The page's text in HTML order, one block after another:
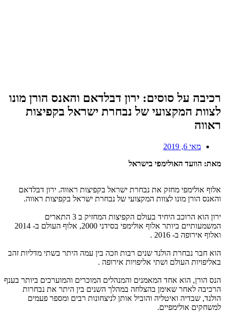
רכיבה על סוסים: ירון דבלדאם והאנס הורן מונו
לצוות המקצועי של נבחרת ישראל בקפיצות
ראווה
מאי 6, 2019
מאת: הוועד האולימפי בישראל
אלוף אולימפי מחזק את נבחרת ישראל בקפיצות ראווה. ירון דבלדאם
והאנס הורן מונו לצוות המקצועי של נבחרת ישראל בקפיצות ראווה.
ירון הוא הרוכב היחיד בעולם הקפיצות המחזיק ב 3 התארים
המשמעותיים ביותר אלוף אולימפי בסידני 2000, אלוף העולם ב- 2014
ואלוף אירופה ב- 2016 .
הוא חבר נבחרת הולנד שנים רבות וזכה בין עמה היתר בשתי מדליות זהב
באליפויות העולם ושתי אליפויות אירופה .
הנס הורן, הוא אחד המאמנים והמנהלים המוכרים והמוערכים ביותר בענף
הרכיבה לאחר שאימן בהצלחה במהלך השנים בין היתר את נבחרות
הולנד, שבדיה ואיטליה והוביל אותן לניצחונות רבים ומספר פעמים
למשחקים אולימפיים.